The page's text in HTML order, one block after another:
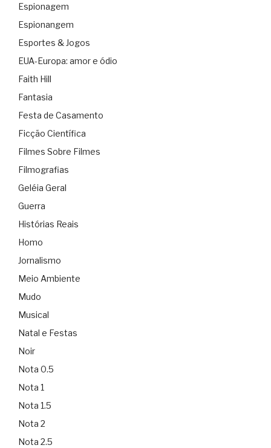
Espionagem
Espionangem
Esportes & Jogos
EUA-Europa: amor e ódio
Faith Hill
Fantasia
Festa de Casamento
Ficção Científica
Filmes Sobre Filmes
Filmografias
Geléia Geral
Guerra
Histórias Reais
Homo
Jornalismo
Meio Ambiente
Mudo
Musical
Natal e Festas
Noir
Nota 0.5
Nota 1
Nota 1.5
Nota 2
Nota 2.5